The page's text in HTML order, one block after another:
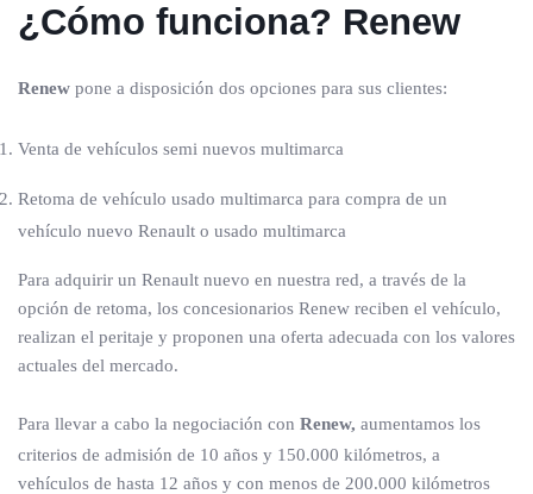
¿Cómo funciona? Renew
Renew pone a disposición dos opciones para sus clientes:
Venta de vehículos semi nuevos multimarca
Retoma de vehículo usado multimarca para compra de un
vehículo nuevo Renault o usado multimarca
Para adquirir un Renault nuevo en nuestra red, a través de la
opción de retoma, los concesionarios Renew reciben el vehículo,
realizan el peritaje y proponen una oferta adecuada con los valores
actuales del mercado.
Para llevar a cabo la negociación con Renew, aumentamos los
criterios de admisión de 10 años y 150.000 kilómetros, a
vehículos de hasta 12 años y con menos de 200.000 kilómetros